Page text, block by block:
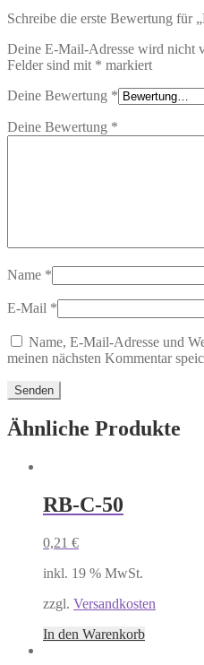
Schreibe die erste Bewertung für
Deine E-Mail-Adresse wird nicht
Felder sind mit * markiert
Deine Bewertung *
Deine Bewertung *
Name *
E-Mail *
Name, E-Mail-Adresse und
meinen nächsten Kommentar
Ähnliche Produkte
RB-C-50
0,21 €
inkl. 19 % MwSt.
zzgl. Versandkosten
In den Warenkorb